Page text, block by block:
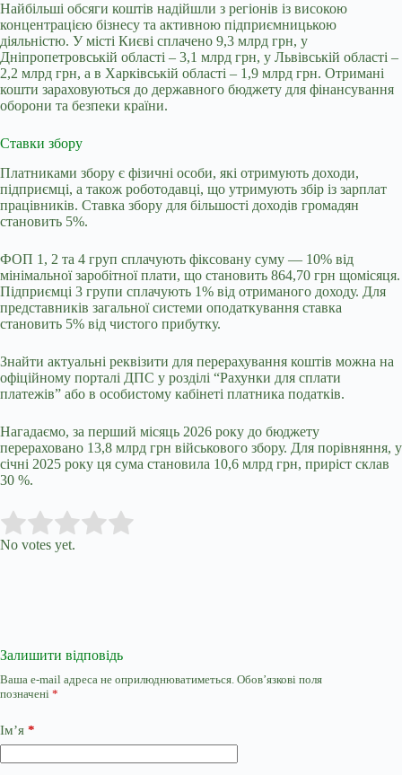
Найбільші обсяги коштів надійшли з регіонів із високою
концентрацією бізнесу та активною підприємницькою
діяльністю. У місті Києві сплачено 9,3 млрд грн, у
Дніпропетровській області – 3,1 млрд грн, у Львівській області –
2,2 млрд грн, а в Харківській області – 1,9 млрд грн. Отримані
кошти зараховуються до державного бюджету для фінансування
оборони та безпеки країни.
Ставки збору
Платниками збору є фізичні особи, які отримують доходи,
підприємці, а також роботодавці, що утримують збір із зарплат
працівників. Ставка збору для більшості доходів громадян
становить 5%.
ФОП 1, 2 та 4 груп сплачують фіксовану суму — 10% від
мінімальної заробітної плати, що становить 864,70 грн щомісяця.
Підприємці 3 групи сплачують 1% від отриманого доходу. Для
представників загальної системи оподаткування ставка
становить 5% від чистого прибутку.
Знайти актуальні реквізити для перерахування коштів можна на
офіційному порталі ДПС у розділі “Рахунки для сплати
платежів” або в особистому кабінеті платника податків.
Нагадаємо, за перший місяць 2026 року до бюджету
перераховано 13,8 млрд грн військового збору. Для порівняння, у
січні 2025 року ця сума становила 10,6 млрд грн, приріст склав
30 %.
Rate this item:
No votes yet.
Залишити відповідь
Ваша e-mail адреса не оприлюднюватиметься. Обов’язкові поля
позначені *
Ім’я *